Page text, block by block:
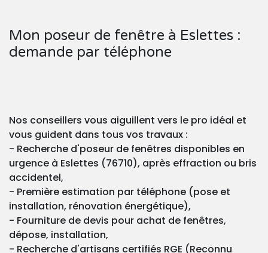
Mon poseur de fenêtre à Eslettes :
demande par téléphone
Nos conseillers vous aiguillent vers le pro idéal et
vous guident dans tous vos travaux :
- Recherche d'poseur de fenêtres disponibles en
urgence à Eslettes (76710), après effraction ou bris
accidentel,
- Première estimation par téléphone (pose et
installation, rénovation énergétique),
- Fourniture de devis pour achat de fenêtres,
dépose, installation,
- Recherche d'artisans certifiés RGE (Reconnu